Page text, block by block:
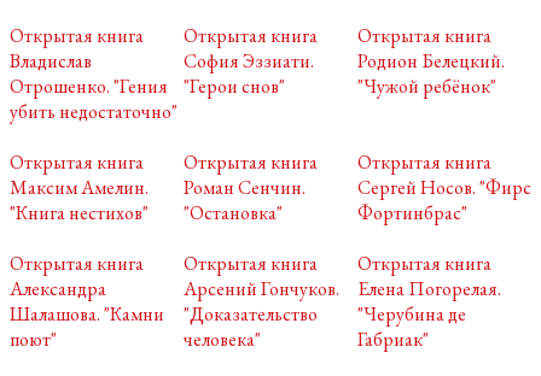
Открытая книга
Владислав
Отрошенко. "Гения
убить недостаточно"
Открытая книга
София Эззиати.
"Герои снов"
Открытая книга
Родион Белецкий.
"Чужой ребёнок"
Открытая книга
Максим Амелин.
"Книга нестихов"
Открытая книга
Роман Сенчин.
"Остановка"
Открытая книга
Сергей Носов. "Фирс
Фортинбрас"
Открытая книга
Александра
Шалашова. "Камни
поют"
Открытая книга
Арсений Гончуков.
"Доказательство
человека"
Открытая книга
Елена Погорелая.
"Черубина де
Габриак"